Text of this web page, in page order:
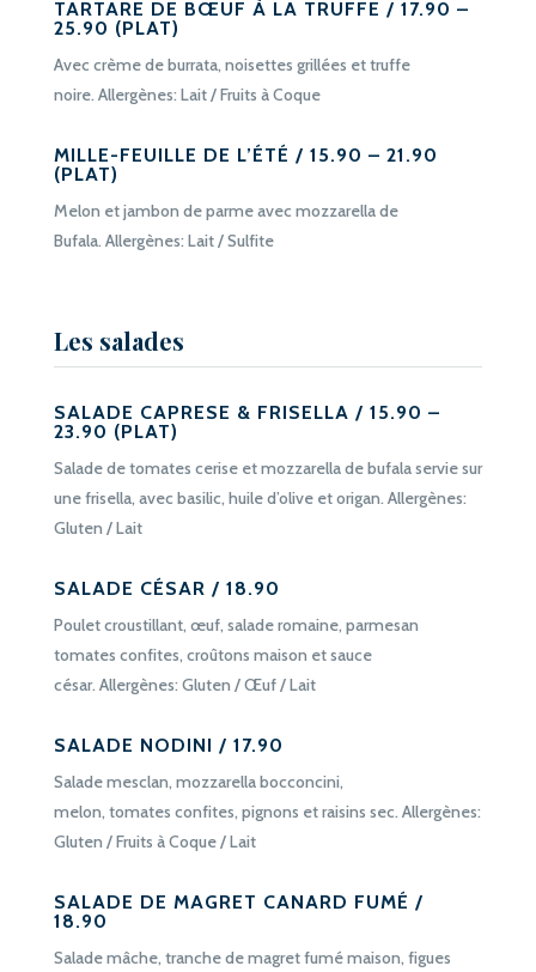
TARTARE DE BŒUF À LA TRUFFE / 17.90 –
25.90 (PLAT)
Avec crème de burrata, noisettes grillées et truffe
noire. Allergènes: Lait / Fruits à Coque
MILLE-FEUILLE DE L’ÉTÉ / 15.90 – 21.90
(PLAT)
Melon et jambon de parme avec mozzarella de
Bufala. Allergènes: Lait / Sulfite
Les salades
SALADE CAPRESE & FRISELLA / 15.90 –
23.90 (PLAT)
Salade de tomates cerise et mozzarella de bufala servie sur
une frisella, avec basilic, huile d’olive et origan. Allergènes:
Gluten / Lait
SALADE CÉSAR / 18.90
Poulet croustillant, œuf, salade romaine, parmesan
tomates confites, croûtons maison et sauce
césar. Allergènes: Gluten / Œuf / Lait
SALADE NODINI / 17.90
Salade mesclan, mozzarella bocconcini,
melon, tomates confites, pignons et raisins sec. Allergènes:
Gluten / Fruits à Coque / Lait
SALADE DE MAGRET CANARD FUMÉ /
18.90
Salade mâche, tranche de magret fumé maison, figues